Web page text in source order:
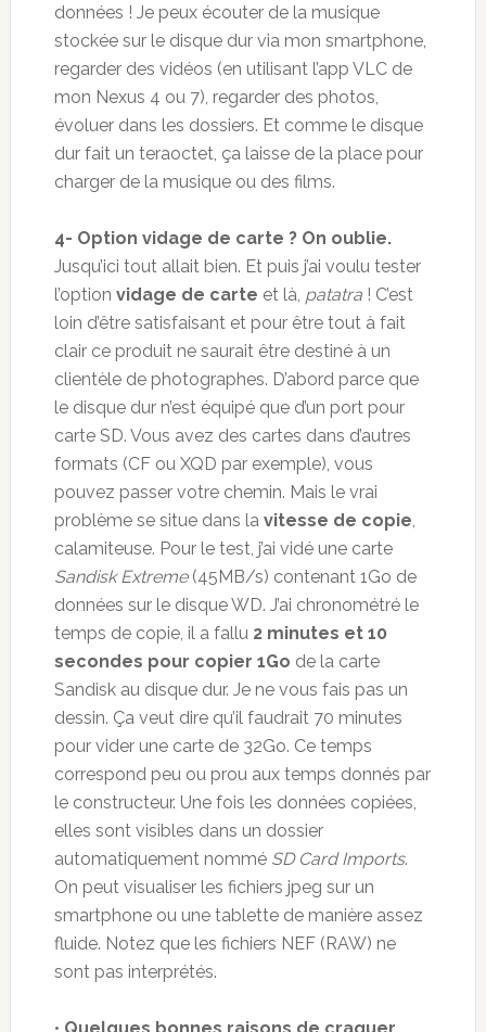
données ! Je peux écouter de la musique
stockée sur le disque dur via mon smartphone,
regarder des vidéos (en utilisant l’app VLC de
mon Nexus 4 ou 7), regarder des photos,
évoluer dans les dossiers. Et comme le disque
dur fait un teraoctet, ça laisse de la place pour
charger de la musique ou des films.
4- Option vidage de carte ? On oublie.
Jusqu’ici tout allait bien. Et puis j’ai voulu tester
l’option vidage de carte et là, patatra! C’est
loin d’être satisfaisant et pour être tout à fait
clair ce produit ne saurait être destiné à un
clientèle de photographes. D’abord parce que
le disque dur n’est équipé que d’un port pour
carte SD. Vous avez des cartes dans d’autres
formats (CF ou XQD par exemple), vous
pouvez passer votre chemin. Mais le vrai
problème se situe dans la vitesse de copie,
calamiteuse. Pour le test, j’ai vidé une carte
Sandisk Extreme(45MB/s) contenant 1Go de
données sur le disque WD. J’ai chronométré le
temps de copie, il a fallu 2 minutes et 10
secondes pour copier 1Go de la carte
Sandisk au disque dur. Je ne vous fais pas un
dessin. Ça veut dire qu’il faudrait 70 minutes
pour vider une carte de 32Go. Ce temps
correspond peu ou prou aux temps donnés par
le constructeur. Une fois les données copiées,
elles sont visibles dans un dossier
automatiquement nommé SD Card Imports.
On peut visualiser les fichiers jpeg sur un
smartphone ou une tablette de manière assez
fluide. Notez que les fichiers NEF (RAW) ne
sont pas interprétés.